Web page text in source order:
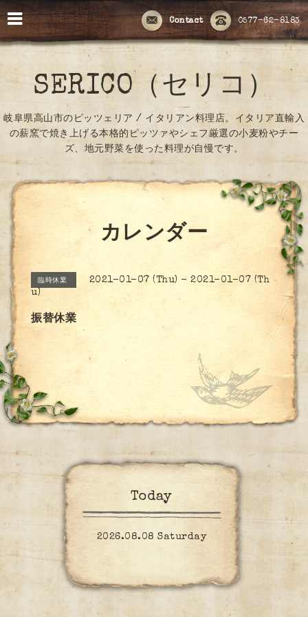
0577-62-8183
Contact
SERICO（セリコ）
岐阜県高山市のピッツェリア / イタリアン料理店。イタリア直輸入
の薪窯で焼き上げる本格的ピッツァやシェフ厳選の小麦粉やチー
ズ、地元野菜を使った料理が自慢です。
カレンダー
臨時休業
2021-01-07 (Thu) - 2021-01-07 (Th
u)
振替休業
Today
2026.08.08 Saturday